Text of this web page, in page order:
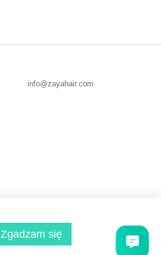
info@zayahair.com
Zgadzam się